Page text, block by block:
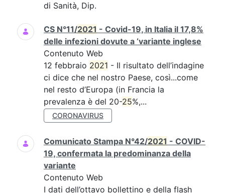
di Sanità, Dip.
CS N°11/2021 - Covid-19, in Italia il 17,8%
delle infezioni dovute a ‘variante inglese
Contenuto Web
12 febbraio 2021 - Il risultato dell’indagine
ci dice che nel nostro Paese, così...come
nel resto d’Europa (in Francia la
prevalenza è del 20-25%,...
CORONAVIRUS
Comunicato Stampa N°42/2021 - COVID-
19, confermata la predominanza della
variante
Contenuto Web
I dati dell’ottavo bollettino e della flash